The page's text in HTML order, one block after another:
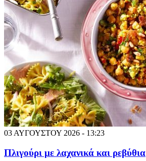
03 ΑΥΓΟΥΣΤΟΥ 2026 - 13:23
Πλιγούρι με λαχανικά και ρεβύθια